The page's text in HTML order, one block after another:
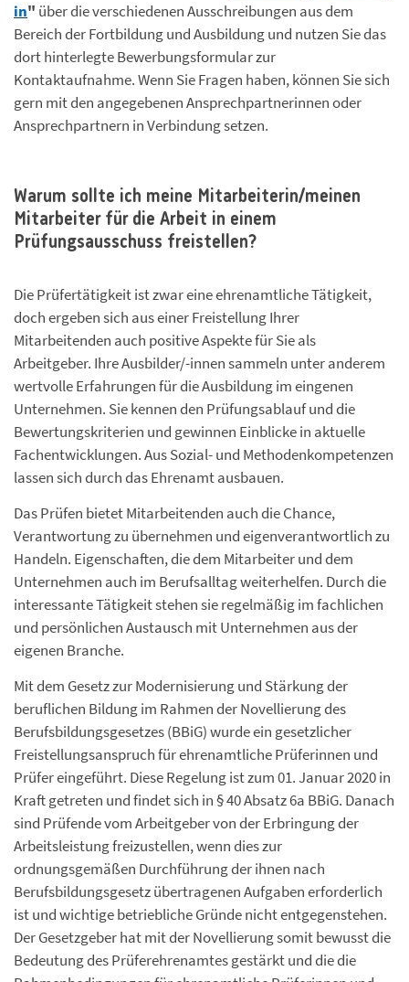
in" über die verschiedenen Ausschreibungen aus dem
Bereich der Fortbildung und Ausbildung und nutzen Sie das
dort hinterlegte Bewerbungsformular zur
Kontaktaufnahme. Wenn Sie Fragen haben, können Sie sich
gern mit den angegebenen Ansprechpartnerinnen oder
Ansprechpartnern in Verbindung setzen.
Warum sollte ich meine Mitarbeiterin/meinen
Mitarbeiter für die Arbeit in einem
Prüfungsausschuss freistellen?
Die Prüfertätigkeit ist zwar eine ehrenamtliche Tätigkeit,
doch ergeben sich aus einer Freistellung Ihrer
Mitarbeitenden auch positive Aspekte für Sie als
Arbeitgeber. Ihre Ausbilder/-innen sammeln unter anderem
wertvolle Erfahrungen für die Ausbildung im eingenen
Unternehmen. Sie kennen den Prüfungsablauf und die
Bewertungskriterien und gewinnen Einblicke in aktuelle
Fachentwicklungen. Aus Sozial- und Methodenkompetenzen
lassen sich durch das Ehrenamt ausbauen.
Das Prüfen bietet Mitarbeitenden auch die Chance,
Verantwortung zu übernehmen und eigenverantwortlich zu
Handeln. Eigenschaften, die dem Mitarbeiter und dem
Unternehmen auch im Berufsalltag weiterhelfen. Durch die
interessante Tätigkeit stehen sie regelmäßig im fachlichen
und persönlichen Austausch mit Unternehmen aus der
eigenen Branche.
Mit dem Gesetz zur Modernisierung und Stärkung der
beruflichen Bildung im Rahmen der Novellierung des
Berufsbildungsgesetzes (BBiG) wurde ein gesetzlicher
Freistellungsanspruch für ehrenamtliche Prüferinnen und
Prüfer eingeführt. Diese Regelung ist zum 01. Januar 2020 in
Kraft getreten und findet sich in § 40 Absatz 6a BBiG. Danach
sind Prüfende vom Arbeitgeber von der Erbringung der
Arbeitsleistung freizustellen, wenn dies zur
ordnungsgemäßen Durchführung der ihnen nach
Berufsbildungsgesetz übertragenen Aufgaben erforderlich
ist und wichtige betriebliche Gründe nicht entgegenstehen.
Der Gesetzgeber hat mit der Novellierung somit bewusst die
Bedeutung des Prüferehrenamtes gestärkt und die die